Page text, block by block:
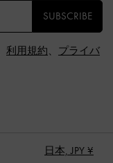
SUBSCRIBE
利用規約、 プライバ
日本, JPY ¥